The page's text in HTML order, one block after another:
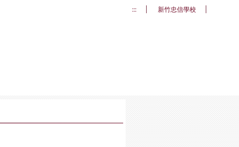
::: 新竹忠信學校